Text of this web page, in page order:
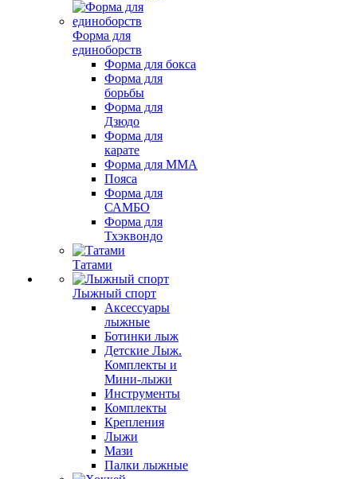
Форма для
единоборств
Форма для бокса
Форма для
борьбы
Форма для
Дзюдо
Форма для
карате
Форма для MMA
Пояса
Форма для
САМБО
Форма для
Тхэквондо
Татами
Лыжный спорт
Аксессуары
лыжные
Ботинки лыж
Детские Лыж.
Комплекты и
Мини-лыжи
Инструменты
Комплекты
Крепления
Лыжи
Мази
Палки лыжные